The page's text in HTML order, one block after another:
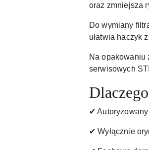
oraz zmniejsza
Do wymiany
ułatwia haczyk
Na opakowaniu
serwisowych
✔
✔ Wyłącznie